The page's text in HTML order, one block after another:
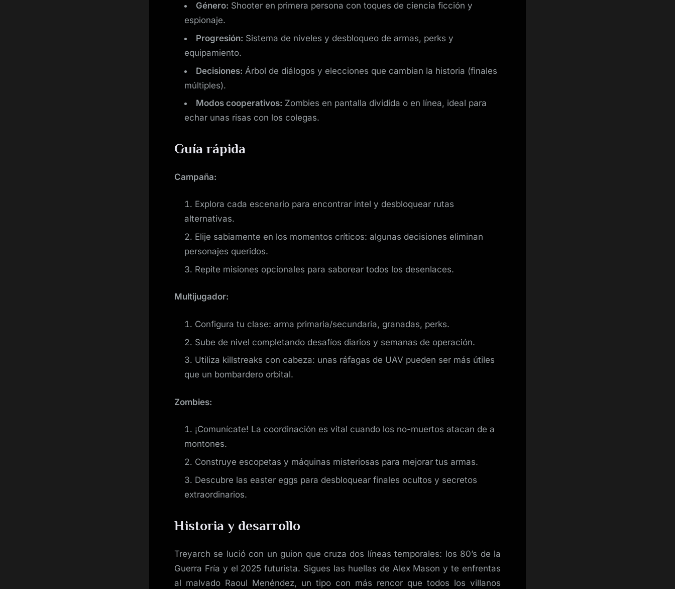
Género: Shooter en primera persona con toques de ciencia ficción y
espionaje.
Progresión: Sistema de niveles y desbloqueo de armas, perks y
equipamiento.
Decisiones: Árbol de diálogos y elecciones que cambian la historia (finales
múltiples).
Modos cooperativos: Zombies en pantalla dividida o en línea, ideal para
echar unas risas con los colegas.
Guía rápida
Campaña:
Explora cada escenario para encontrar intel y desbloquear rutas
alternativas.
Elije sabiamente en los momentos críticos: algunas decisiones eliminan
personajes queridos.
Repite misiones opcionales para saborear todos los desenlaces.
Multijugador:
Configura tu clase: arma primaria/secundaria, granadas, perks.
Sube de nivel completando desafíos diarios y semanas de operación.
Utiliza killstreaks con cabeza: unas ráfagas de UAV pueden ser más útiles
que un bombardero orbital.
Zombies:
¡Comunícate! La coordinación es vital cuando los no-muertos atacan de a
montones.
Construye escopetas y máquinas misteriosas para mejorar tus armas.
Descubre las easter eggs para desbloquear finales ocultos y secretos
extra­­ordinarios.
Historia y desarrollo
Treyarch se lució con un guion que cruza dos líneas temporales: los 80’s de la
Guerra Fría y el 2025 futurista. Sigues las huellas de Alex Mason y te enfrentas
al malvado Raoul Menéndez, un tipo con más rencor que todos los villanos